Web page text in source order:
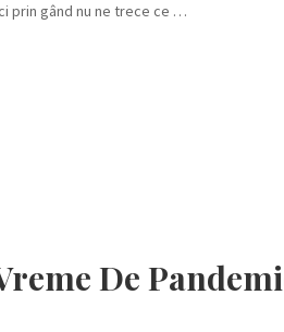
prin gând nu ne trece ce …
De